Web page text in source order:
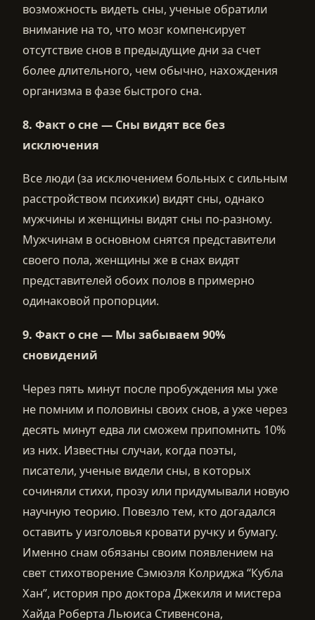
возможность видеть сны, ученые обратили
внимание на то, что мозг компенсирует
отсутствие снов в предыдущие дни за счет
более длительного, чем обычно, нахождения
организма в фазе быстрого сна.
8. Факт о сне — Сны видят все без
исключения
Все люди (за исключением больных с сильным
расстройством психики) видят сны, однако
мужчины и женщины видят сны по-разному.
Мужчинам в основном снятся представители
своего пола, женщины же в снах видят
представителей обоих полов в примерно
одинаковой пропорции.
9. Факт о сне — Мы забываем 90%
сновидений
Через пять минут после пробуждения мы уже
не помним и половины своих снов, а уже через
десять минут едва ли сможем припомнить 10%
из них. Известны случаи, когда поэты,
писатели, ученые видели сны, в которых
сочиняли стихи, прозу или придумывали новую
научную теорию. Повезло тем, кто догадался
оставить у изголовья кровати ручку и бумагу.
Именно снам обязаны своим появлением на
свет стихотворение Сэмюэля Колриджа “Кубла
Хан”, история про доктора Джекиля и мистера
Хайда Роберта Льюиса Стивенсона,